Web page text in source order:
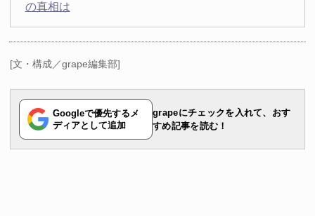
の真相は
[文・構成／grape編集部]
Googleで優先するメ
ディアとして追加
grapeにチェックを入れて、おす
すめ記事を読む！